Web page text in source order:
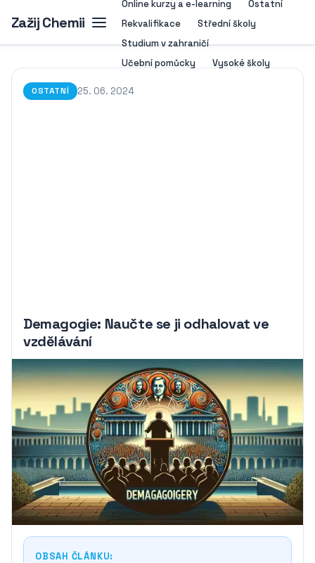
Zažij Chemii
Online kurzy a e-learning
Ostatní
Rekvalifikace
Střední školy
Studium v zahraničí
Učební pomůcky
Vysoké školy
OSTATNÍ 25. 06. 2024
Demagogie: Naučte se ji odhalovat ve
vzdělávání
OBSAH ČLÁNKU: